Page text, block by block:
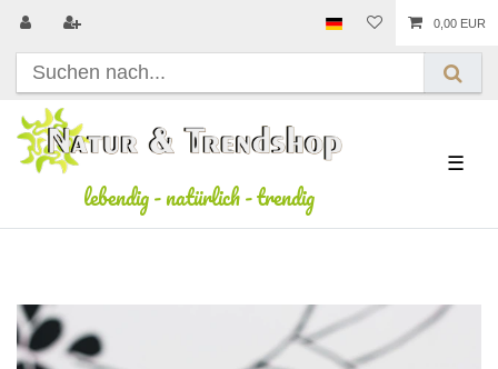
0,00 EUR
lebendig-natürlich-trendig
☰